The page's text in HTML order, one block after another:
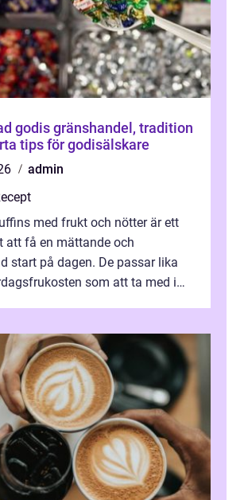
tradition
tips för godisälskare
admin
med frukt och nötter är ett
att få en mättande och
start på dagen. De passar lika
som att ta med i